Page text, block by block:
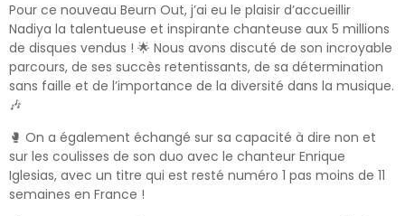
Pour ce nouveau Beurn Out, j’ai eu le plaisir d’accueillir
Nadiya la talentueuse et inspirante chanteuse aux 5 millions
de disques vendus ! 🌟 Nous avons discuté de son incroyable
parcours, de ses succès retentissants, de sa détermination
sans faille et de l’importance de la diversité dans la musique.
🎶
🥊 On a également échangé sur sa capacité à dire non et
sur les coulisses de son duo avec le chanteur Enrique
Iglesias, avec un titre qui est resté numéro 1 pas moins de 11
semaines en France !